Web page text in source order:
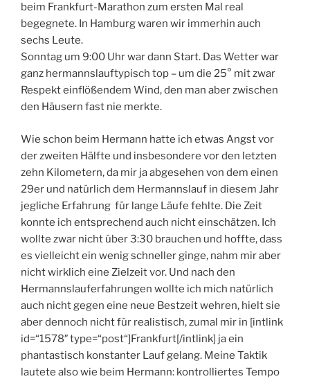
beim Frankfurt-Marathon zum ersten Mal real
begegnete. In Hamburg waren wir immerhin auch
sechs Leute.
Sonntag um 9:00 Uhr war dann Start. Das Wetter war
ganz hermannslauftypisch top – um die 25° mit zwar
Respekt einflößendem Wind, den man aber zwischen
den Häusern fast nie merkte.
Wie schon beim Hermann hatte ich etwas Angst vor
der zweiten Hälfte und insbesondere vor den letzten
zehn Kilometern, da mir ja abgesehen von dem einen
29er und natürlich dem Hermannslauf in diesem Jahr
jegliche Erfahrung für lange Läufe fehlte. Die Zeit
konnte ich entsprechend auch nicht einschätzen. Ich
wollte zwar nicht über 3:30 brauchen und hoffte, dass
es vielleicht ein wenig schneller ginge, nahm mir aber
nicht wirklich eine Zielzeit vor. Und nach den
Hermannslauferfahrungen wollte ich mich natürlich
auch nicht gegen eine neue Bestzeit wehren, hielt sie
aber dennoch nicht für realistisch, zumal mir in [intlink
id=“1578″ type=“post“]Frankfurt[/intlink] ja ein
phantastisch konstanter Lauf gelang. Meine Taktik
lautete also wie beim Hermann: kontrolliertes Tempo